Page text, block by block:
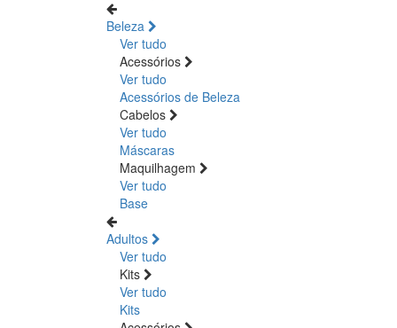
Beleza
Ver tudo
Acessórios
Ver tudo
Acessórios de Beleza
Cabelos
Ver tudo
Máscaras
Maquilhagem
Ver tudo
Base
Adultos
Ver tudo
Kits
Ver tudo
Kits